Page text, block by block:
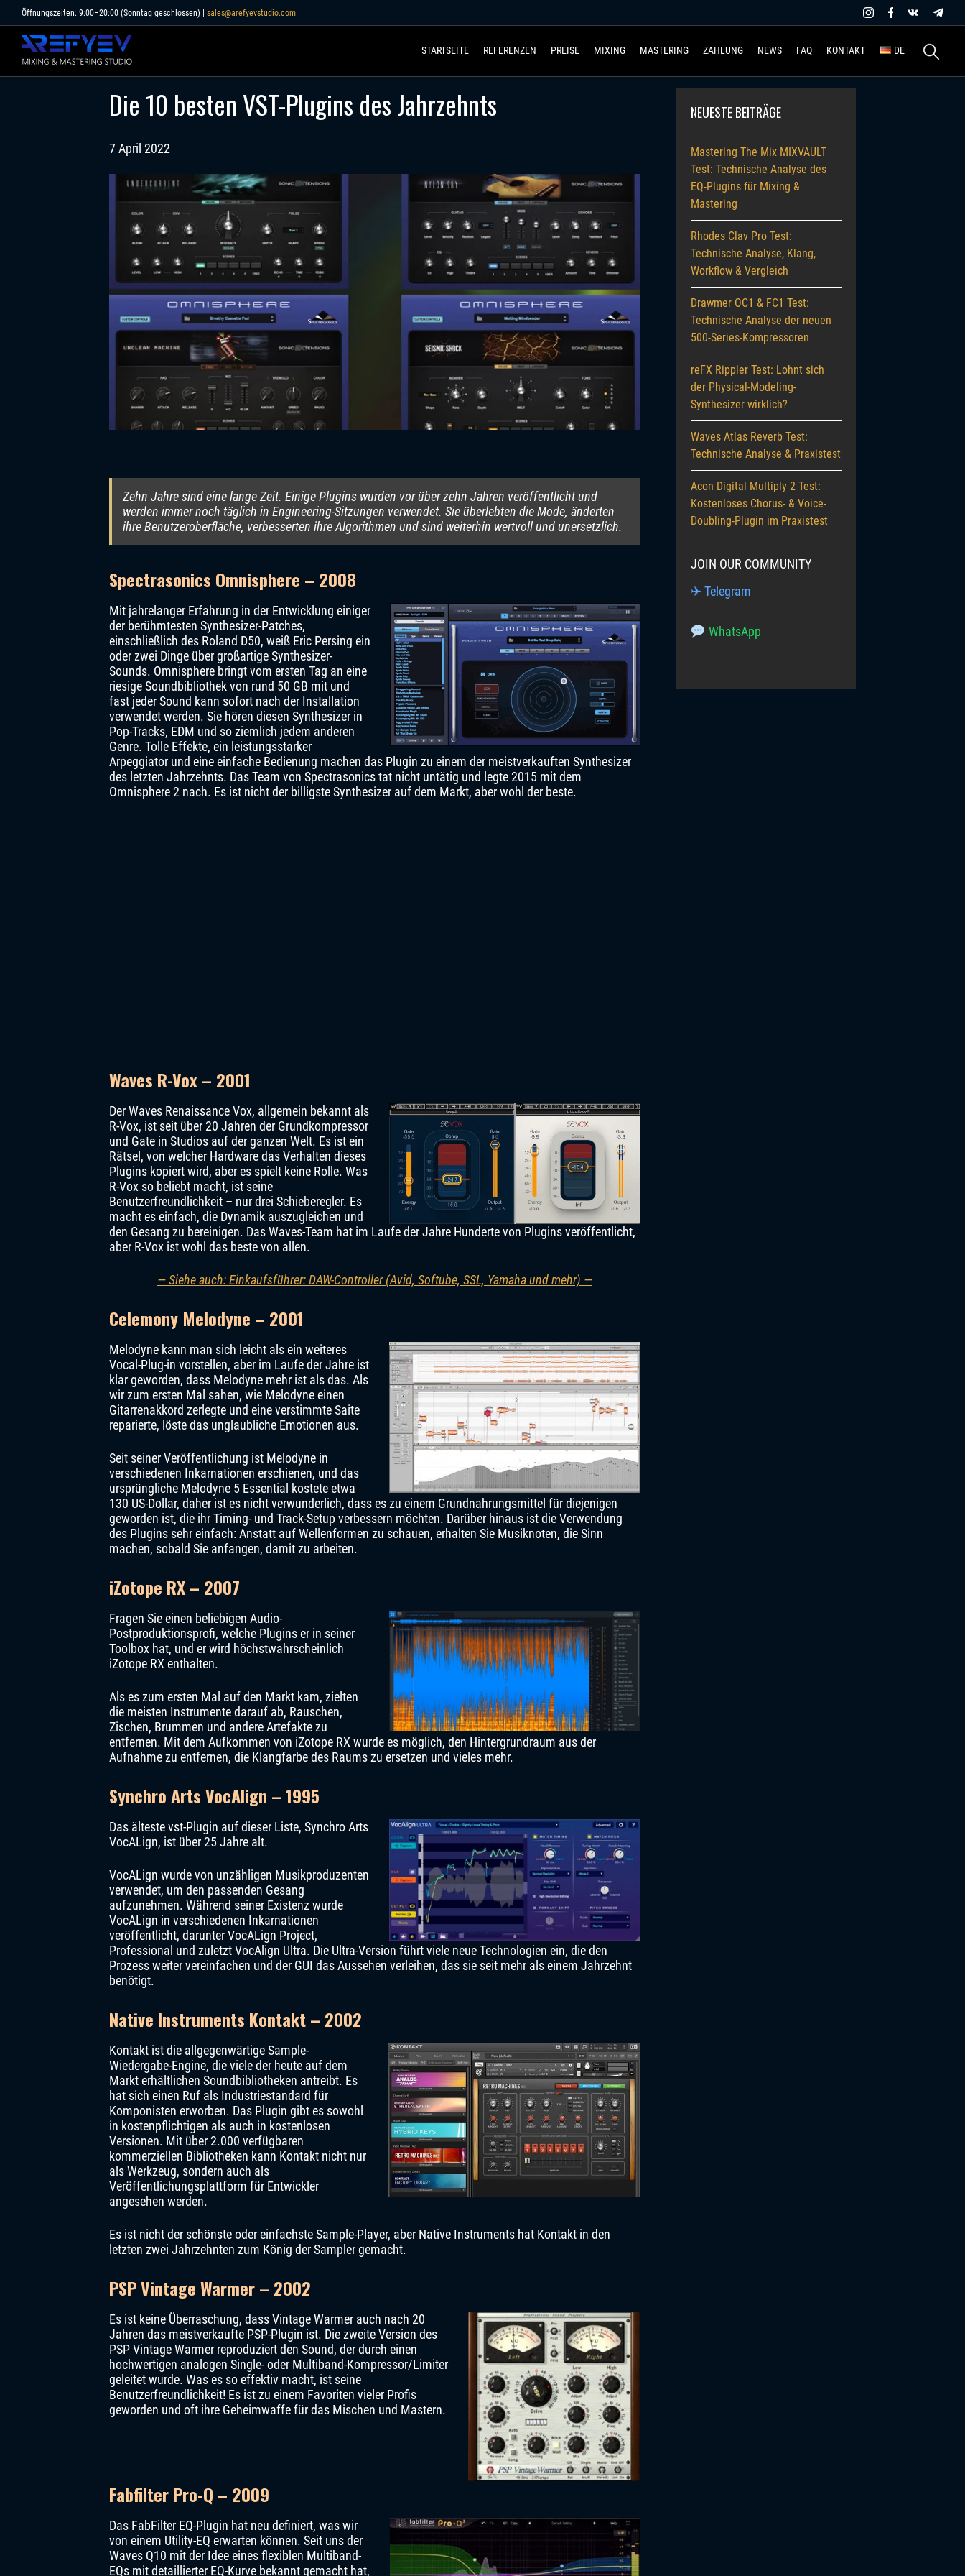
to
content
Öffnungszeiten: 9:00–20:00 (Sonntag geschlossen) | sales@arefyevstudio.com
STARTSEITE REFERENZEN PREISE MIXING MASTERING ZAHLUNG NEWS FAQ KONTAKT DE
Suchen
nach:
Die 10 besten VST-Plugins des Jahrzehnts
7 April 2022
Zehn Jahre sind eine lange Zeit. Einige Plugins wurden vor über zehn Jahren veröffentlicht und
werden immer noch täglich in Engineering-Sitzungen verwendet. Sie überlebten die Mode, änderten
ihre Benutzeroberfläche, verbesserten ihre Algorithmen und sind weiterhin wertvoll und unersetzlich.
Spectrasonics Omnisphere – 2008
Mit jahrelanger Erfahrung in der Entwicklung einiger
der berühmtesten Synthesizer-Patches,
einschließlich des Roland D50, weiß Eric Persing ein
oder zwei Dinge über großartige Synthesizer-
Sounds. Omnisphere bringt vom ersten Tag an eine
riesige Soundbibliothek von rund 50 GB mit und
fast jeder Sound kann sofort nach der Installation
verwendet werden. Sie hören diesen Synthesizer in
Pop-Tracks, EDM und so ziemlich jedem anderen
Genre. Tolle Effekte, ein leistungsstarker
Arpeggiator und eine einfache Bedienung machen das Plugin zu einem der meistverkauften Synthesizer
des letzten Jahrzehnts. Das Team von Spectrasonics tat nicht untätig und legte 2015 mit dem
Omnisphere 2 nach. Es ist nicht der billigste Synthesizer auf dem Markt, aber wohl der beste.
Waves R-Vox – 2001
Der Waves Renaissance Vox, allgemein bekannt als
R-Vox, ist seit über 20 Jahren der Grundkompressor
und Gate in Studios auf der ganzen Welt. Es ist ein
Rätsel, von welcher Hardware das Verhalten dieses
Plugins kopiert wird, aber es spielt keine Rolle. Was
R-Vox so beliebt macht, ist seine
Benutzerfreundlichkeit – nur drei Schieberegler. Es
macht es einfach, die Dynamik auszugleichen und
den Gesang zu bereinigen. Das Waves-Team hat im Laufe der Jahre Hunderte von Plugins veröffentlicht,
aber R-Vox ist wohl das beste von allen.
— Siehe auch: Einkaufsführer: DAW-Controller (Avid, Softube, SSL, Yamaha und mehr) —
Celemony Melodyne – 2001
Melodyne kann man sich leicht als ein weiteres
Vocal-Plug-in vorstellen, aber im Laufe der Jahre ist
klar geworden, dass Melodyne mehr ist als das. Als
wir zum ersten Mal sahen, wie Melodyne einen
Gitarrenakkord zerlegte und eine verstimmte Saite
reparierte, löste das unglaubliche Emotionen aus.
Seit seiner Veröffentlichung ist Melodyne in
verschiedenen Inkarnationen erschienen, und das
ursprüngliche Melodyne 5 Essential kostete etwa
130 US-Dollar, daher ist es nicht verwunderlich, dass es zu einem Grundnahrungsmittel für diejenigen
geworden ist, die ihr Timing- und Track-Setup verbessern möchten. Darüber hinaus ist die Verwendung
des Plugins sehr einfach: Anstatt auf Wellenformen zu schauen, erhalten Sie Musiknoten, die Sinn
machen, sobald Sie anfangen, damit zu arbeiten.
iZotope RX – 2007
Fragen Sie einen beliebigen Audio-
Postproduktionsprofi, welche Plugins er in seiner
Toolbox hat, und er wird höchstwahrscheinlich
iZotope RX enthalten.
Als es zum ersten Mal auf den Markt kam, zielten
die meisten Instrumente darauf ab, Rauschen,
Zischen, Brummen und andere Artefakte zu
entfernen. Mit dem Aufkommen von iZotope RX wurde es möglich, den Hintergrundraum aus der
Aufnahme zu entfernen, die Klangfarbe des Raums zu ersetzen und vieles mehr.
Synchro Arts VocAlign – 1995
Das älteste vst-Plugin auf dieser Liste, Synchro Arts
VocALign, ist über 25 Jahre alt.
VocALign wurde von unzähligen Musikproduzenten
verwendet, um den passenden Gesang
aufzunehmen. Während seiner Existenz wurde
VocALign in verschiedenen Inkarnationen
veröffentlicht, darunter VocALign Project,
Professional und zuletzt VocAlign Ultra. Die Ultra-Version führt viele neue Technologien ein, die den
Prozess weiter vereinfachen und der GUI das Aussehen verleihen, das sie seit mehr als einem Jahrzehnt
benötigt.
Native Instruments Kontakt – 2002
Kontakt ist die allgegenwärtige Sample-
Wiedergabe-Engine, die viele der heute auf dem
Markt erhältlichen Soundbibliotheken antreibt. Es
hat sich einen Ruf als Industriestandard für
Komponisten erworben. Das Plugin gibt es sowohl
in kostenpflichtigen als auch in kostenlosen
Versionen. Mit über 2.000 verfügbaren
kommerziellen Bibliotheken kann Kontakt nicht nur
als Werkzeug, sondern auch als
Veröffentlichungsplattform für Entwickler
angesehen werden.
Es ist nicht der schönste oder einfachste Sample-Player, aber Native Instruments hat Kontakt in den
letzten zwei Jahrzehnten zum König der Sampler gemacht.
PSP Vintage Warmer – 2002
Es ist keine Überraschung, dass Vintage Warmer auch nach 20
Jahren das meistverkaufte PSP-Plugin ist. Die zweite Version des
PSP Vintage Warmer reproduziert den Sound, der durch einen
hochwertigen analogen Single- oder Multiband-Kompressor/Limiter
geleitet wurde. Was es so effektiv macht, ist seine
Benutzerfreundlichkeit! Es ist zu einem Favoriten vieler Profis
geworden und oft ihre Geheimwaffe für das Mischen und Mastern.
Fabfilter Pro-Q – 2009
Das FabFilter EQ-Plugin hat neu definiert, was wir
von einem Utility-EQ erwarten können. Seit uns der
Waves Q10 mit der Idee eines flexiblen Multiband-
EQs mit detaillierter EQ-Kurve bekannt gemacht hat,
NEUESTE BEITRÄGE
Mastering The Mix MIXVAULT
Test: Technische Analyse des
EQ-Plugins für Mixing &
Mastering
Rhodes Clav Pro Test:
Technische Analyse, Klang,
Workflow & Vergleich
Drawmer OC1 & FC1 Test:
Technische Analyse der neuen
500-Series-Kompressoren
reFX Rippler Test: Lohnt sich
der Physical-Modeling-
Synthesizer wirklich?
Waves Atlas Reverb Test:
Technische Analyse & Praxistest
Acon Digital Multiply 2 Test:
Kostenloses Chorus- & Voice-
Doubling-Plugin im Praxistest
JOIN OUR COMMUNITY
✈ Telegram
WhatsApp